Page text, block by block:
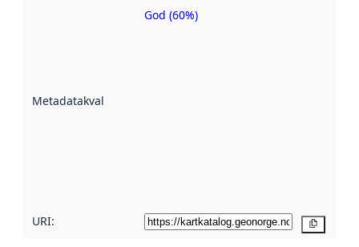
Metadatakvalitet
Metadatakvalitet
God (60%)
URI: